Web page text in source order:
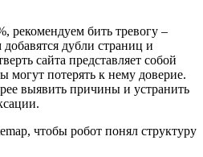
рекомендуем бить тревогу –
дубли страниц и
сайта представляет собой
могут потерять к нему доверие.
выявить причины и устранить
чтобы робот понял структуру